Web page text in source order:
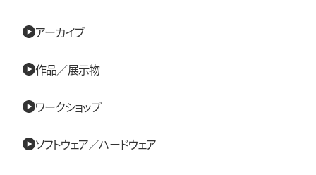
アーカイブ
作品／展示物
ワークショップ
ソフトウェア／ハードウェア